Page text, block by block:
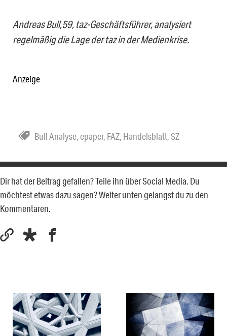
Andreas Bull,59, taz-Geschäftsführer, analysiert
regelmäßig die Lage der taz in der Medienkrise.
Anzeige
Bull Analyse, epaper, FAZ, Handelsblatt,SZ
Dir hat der Beitrag gefallen? Teile ihn über Social Media. Du
möchtest etwas dazu sagen? Weiter unten gelangst du zu den
Kommentaren.